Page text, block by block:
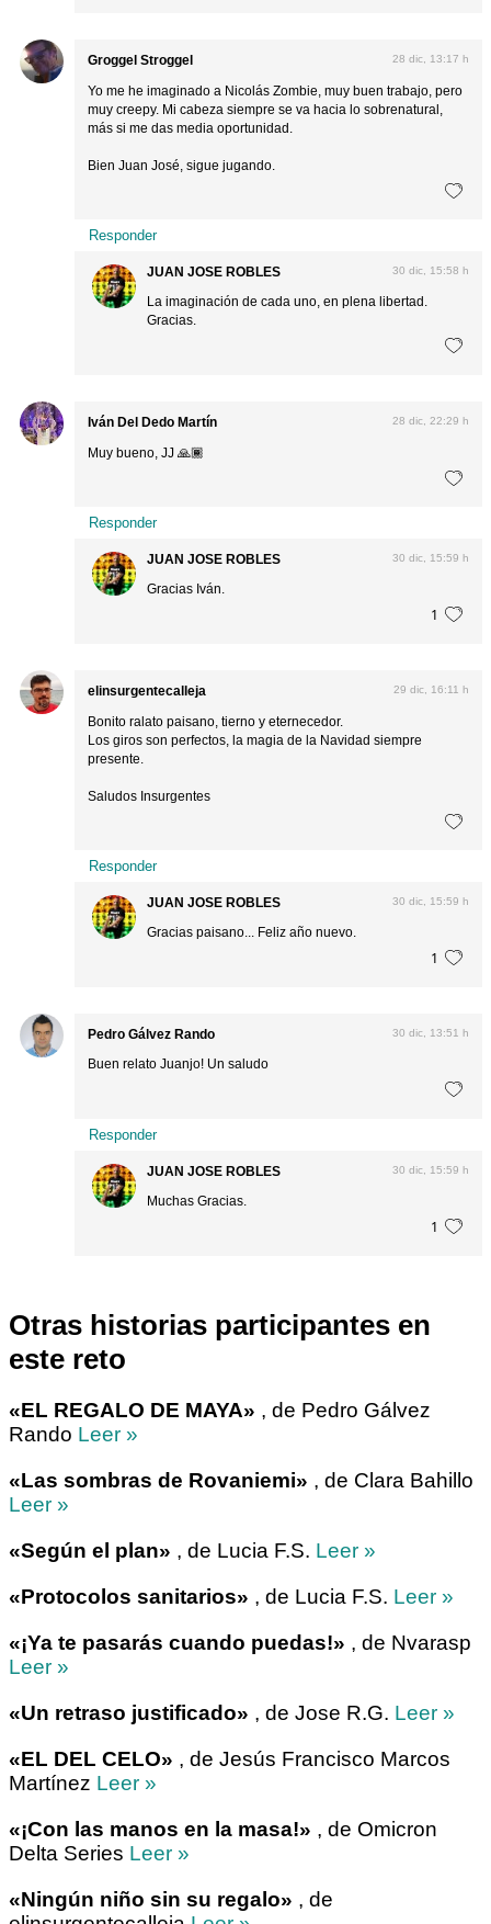
Groggel Stroggel 28 dic, 13:17 h
Yo me he imaginado a Nicolás Zombie, muy buen trabajo, pero
muy creepy. Mi cabeza siempre se va hacia lo sobrenatural,
más si me das media oportunidad.
Bien Juan José, sigue jugando.
Responder
JUAN JOSE ROBLES 30 dic, 15:58 h
La imaginación de cada uno, en plena libertad.
Gracias.
Iván Del Dedo Martín 28 dic, 22:29 h
Muy bueno, JJ 🙏🏾
Responder
JUAN JOSE ROBLES 30 dic, 15:59 h
Gracias Iván.
1
elinsurgentecalleja 29 dic, 16:11 h
Bonito ralato paisano, tierno y eternecedor.
Los giros son perfectos, la magia de la Navidad siempre
presente.
Saludos Insurgentes
Responder
JUAN JOSE ROBLES 30 dic, 15:59 h
Gracias paisano... Feliz año nuevo.
1
Pedro Gálvez Rando 30 dic, 13:51 h
Buen relato Juanjo! Un saludo
Responder
JUAN JOSE ROBLES 30 dic, 15:59 h
Muchas Gracias.
1
Otras historias participantes en
este reto
«EL REGALO DE MAYA» , de Pedro Gálvez
Rando Leer »
«Las sombras de Rovaniemi» , de Clara Bahillo
Leer »
«Según el plan» , de Lucia F.S. Leer »
«Protocolos sanitarios» , de Lucia F.S. Leer »
«¡Ya te pasarás cuando puedas!» , de Nvarasp
Leer »
«Un retraso justificado» , de Jose R.G. Leer »
«EL DEL CELO» , de Jesús Francisco Marcos
Martínez Leer »
«¡Con las manos en la masa!» , de Omicron
Delta Series Leer »
«Ningún niño sin su regalo» , de